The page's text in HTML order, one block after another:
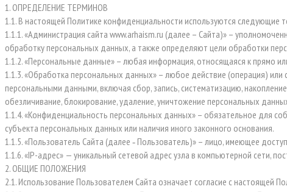
1. ОПРЕДЕЛЕНИЕ ТЕРМИНОВ
1.1. В настоящей Политике конфиденциальности используются следующие
1.1.1. «Администрация сайта www.arhaism.ru (далее – Сайта)» –
обработку персональных данных, а также определяют цели обработки
1.1.2. «Персональные данные» – любая информация, относящаяся к прямо
1.1.3. «Обработка персональных данных» – любое действие (операция) или
персональными данными, включая сбор, запись, систематизацию,
обезличивание, блокирование, удаление, уничтожение персональных
1.1.4. «Конфиденциальность персональных данных» – обязательное для
субъекта персональных данных или наличия иного законного основания.
1.1.5. «Пользователь Сайта (далее ‑ Пользователь)» – лицо, имеющее
1.1.6. «IP-адрес» — уникальный сетевой адрес узла в компьютерной сети,
2. ОБЩИЕ ПОЛОЖЕНИЯ
2.1. Использование Пользователем Сайта означает согласие с